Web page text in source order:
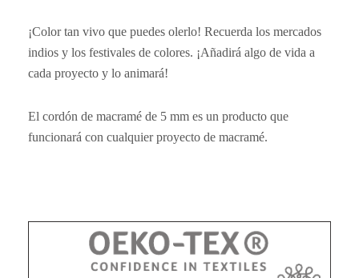
¡Color tan vivo que puedes olerlo! Recuerda los mercados
indios y los festivales de colores. ¡Añadirá algo de vida a
cada proyecto y lo animará!
El cordón de macramé de 5 mm es un producto que
funcionará con cualquier proyecto de macramé.